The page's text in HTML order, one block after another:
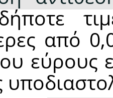
από
εύρους